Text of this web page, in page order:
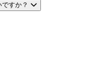
すか？